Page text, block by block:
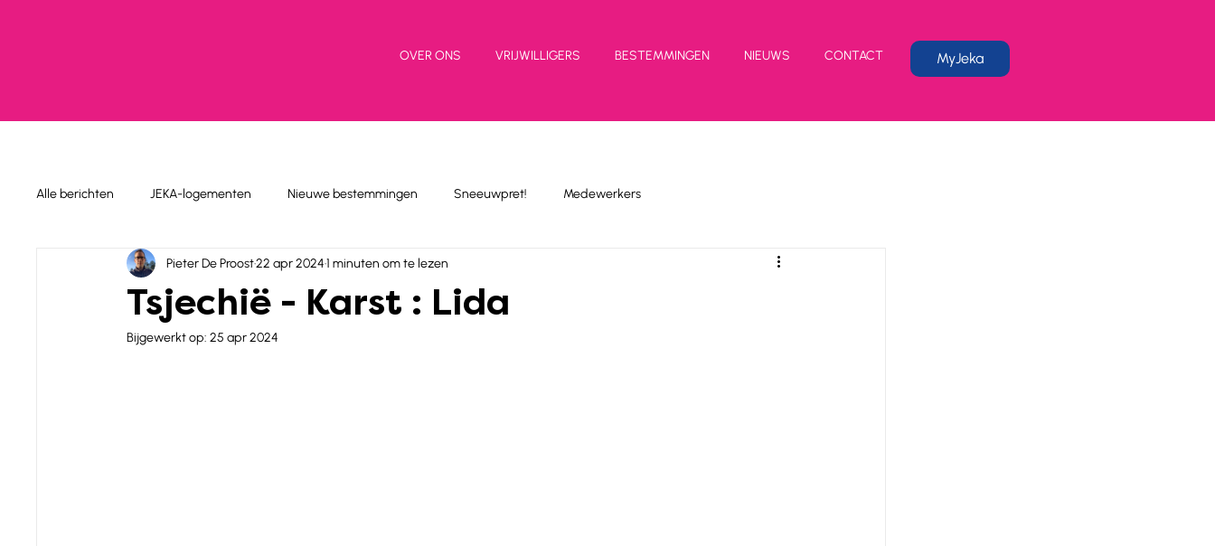
OVER ONS VRIJWILLIGERS BESTEMMINGEN NIEUWS CONTACT MyJeka
Alle berichten JEKA-logementen Nieuwe bestemmingen Sneeuwpret! Medewerkers
Tsjechië - Karst : Lida
Pieter De Proost22 apr 20241 minuten om te lezen
Bijgewerkt op: 25 apr 2024